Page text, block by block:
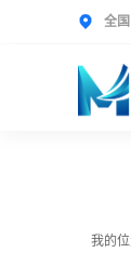
全国
我的位